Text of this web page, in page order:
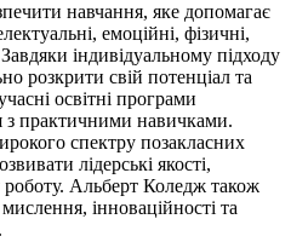
навчання, яке допомагає
емоційні, фізичні,
Завдяки індивідуальному підходу
розкрити свій потенціал та
освітні програми
з практичними навичками.
спектру позакласних
лідерські якості,
Альберт Коледж також
інноваційності та